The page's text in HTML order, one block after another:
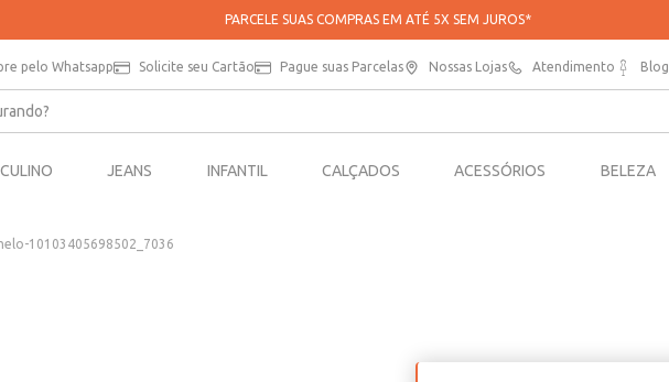
PARCELE SUAS COMPRAS EM ATÉ 5X SEM JUROS*
pelo Whatsapp Solicite seu Cartão Pague suas Parcelas Nossas Lojas Atendimento Blog
JEANS INFANTIL CALÇADOS ACESSÓRIOS BELEZA
10103405698502_7036